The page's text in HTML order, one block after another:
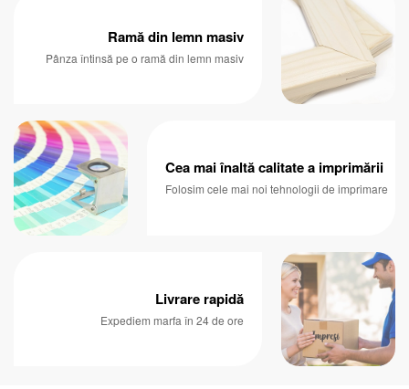
Ramă din lemn masiv
Pânza întinsă pe o ramă din lemn masiv
Cea mai înaltă calitate a imprimării
Folosim cele mai noi tehnologii de imprimare
Livrare rapidă
Expediem marfa în 24 de ore